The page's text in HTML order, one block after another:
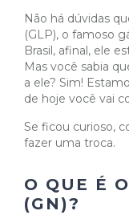
Não há dúvidas
(GLP), o famoso
Brasil, afinal, ele
Mas você sabia
a ele? Sim!
de hoje você vai
Se ficou curioso,
fazer uma troca.
O QUE É
(GN)?